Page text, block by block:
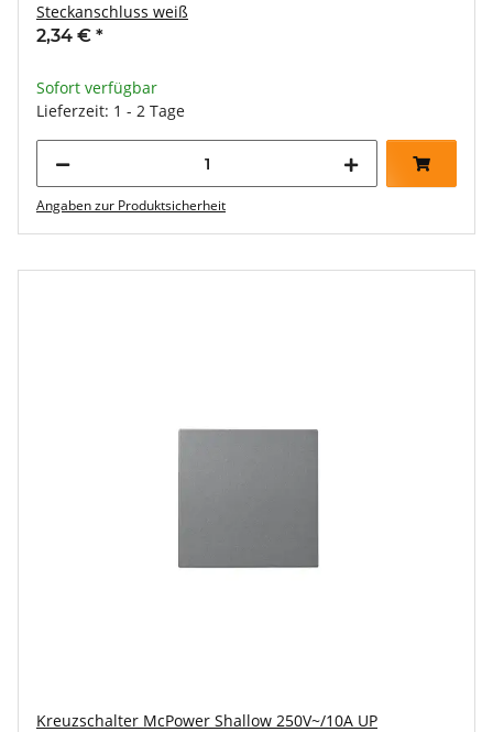
Steckanschluss weiß
2,34 € *
Sofort verfügbar
Lieferzeit: 1 - 2 Tage
Angaben zur Produktsicherheit
Kreuzschalter McPower Shallow 250V~/10A UP